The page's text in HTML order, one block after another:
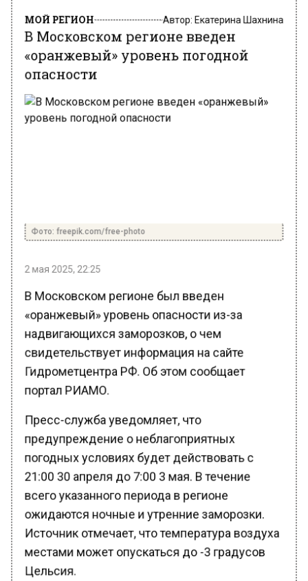
В Московском регионе введен
«оранжевый» уровень погодной
опасности
В Московском регионе был введен
«оранжевый» уровень опасности из-за
надвигающихся заморозков, о чем
свидетельствует информация на сайте
Гидрометцентра РФ. Об этом сообщает
портал РИАМО.
Пресс-служба уведомляет, что
предупреждение о неблагоприятных
погодных условиях будет действовать с
21:00 30 апреля до 7:00 3 мая. В течение
всего указанного периода в регионе
ожидаются ночные и утренние заморозки.
Источник отмечает, что температура воздуха
местами может опускаться до -3 градусов
Цельсия.